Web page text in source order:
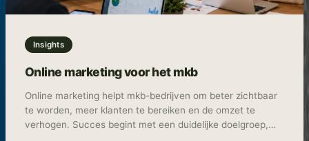
Insights
Online marketing voor het mkb
Online marketing helpt mkb-bedrijven om beter zichtbaar
te worden, meer klanten te bereiken en de omzet te
verhogen. Succes begint met een duidelijke doelgroep,